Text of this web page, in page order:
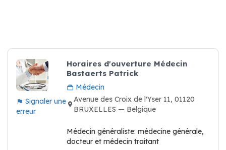
Signaler une
erreur
Horaires d'ouverture Médecin
Bastaerts Patrick
Médecin
Avenue des Croix de l'Yser 11, 01120
BRUXELLES — Belgique
Médecin généraliste: médecine générale,
docteur et médecin traitant